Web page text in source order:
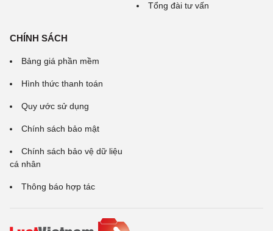
Tổng đài tư vấn
CHÍNH SÁCH
Bảng giá phần mềm
Hình thức thanh toán
Quy ước sử dụng
Chính sách bảo mật
Chính sách bảo vệ dữ liệu
cá nhân
Thông báo hợp tác